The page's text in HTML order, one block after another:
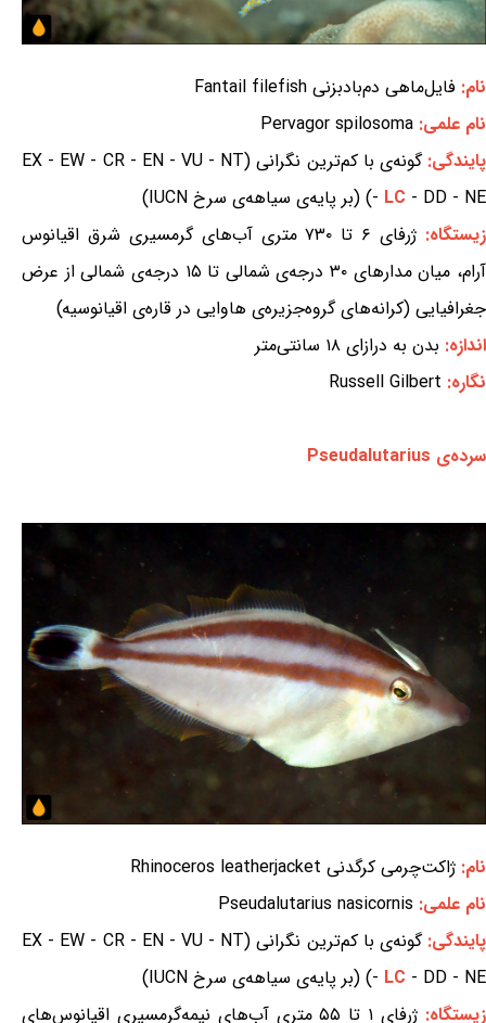
نام: فایل‌ماهی دم‌بادبزنی Fantail filefish
نام علمی: Pervagor spilosoma
پایندگی:
گونه‌ی با کم‌ترین نگرانی (EX - EW - CR - EN - VU - NT
- LC - DD - NE) (بر پایه‌ی سیاهه‌ی سرخ IUCN)
زیستگاه:
ژرفای ۶ تا ۷۳۰ متری آب‌های گرمسیری شرق اقیانوس
آرام، میان مدارهای ۳۰ درجه‌ی شمالی تا ۱۵ درجه‌ی شمالی از عرض
جغرافیایی (کرانه‌های گروه‌جزیره‌ی هاوایی در قاره‌ی اقیانوسیه)
اندازه: بدن به درازای ۱۸ سانتی‌متر
نگاره: Russell Gilbert
سرده‌ی Pseudalutarius
نام: ژاکت‌چرمی کرگدنی Rhinoceros leatherjacket
نام علمی: Pseudalutarius nasicornis
پایندگی:
گونه‌ی با کم‌ترین نگرانی (EX - EW - CR - EN - VU - NT
- LC - DD - NE) (بر پایه‌ی سیاهه‌ی سرخ IUCN)
زیستگاه:
ژرفای ۱ تا ۵۵ متری آب‌های نیمه‌گرمسیری اقیانوس‌های